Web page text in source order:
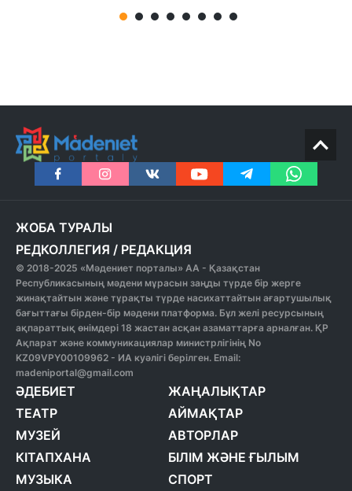
ЖОБА ТУРАЛЫ
РЕДКОЛЛЕГИЯ / РЕДАКЦИЯ
© 2018-2025 «Мәдениет порталы» АА - Қазақстан
Республикасының мәдени мұрасын заңды түрде бір жерге
жинақтайтын және тұрақты түрде насихаттайтын ағартушылық
бағыттағы бірден-бір мәдени платформа. Бұл желі ресурсының
ақпараттық өнімдері 18 жастан асқан азаматтарға арналған. ҚР
Ақпарат және коммуникациялар министрлігінің No
KZ09VPY00109962 - ИА куәлігі берілген. Email:
madeniportal@gmail.com
ӘДЕБИЕТ
ТЕАТР
МУЗЕЙ
КІТАПХАНА
МУЗЫКА
ЖАҢАЛЫҚТАР
АЙМАҚТАР
АВТОРЛАР
БІЛІМ ЖӘНЕ ҒЫЛЫМ
СПОРТ